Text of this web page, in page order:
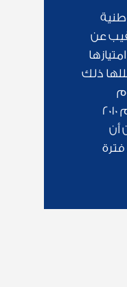
عن
ذلك
كشريك استراتيجي في عام 2010
2014 دون أن